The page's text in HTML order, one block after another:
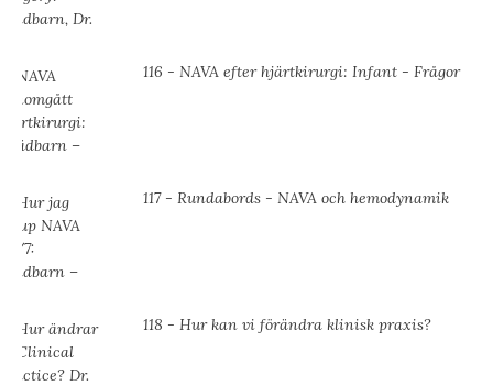
116 - NAVA efter hjärtkirurgi: Infant - Frågor
117 - Rundabords - NAVA och hemodynamik
118 - Hur kan vi förändra klinisk praxis?